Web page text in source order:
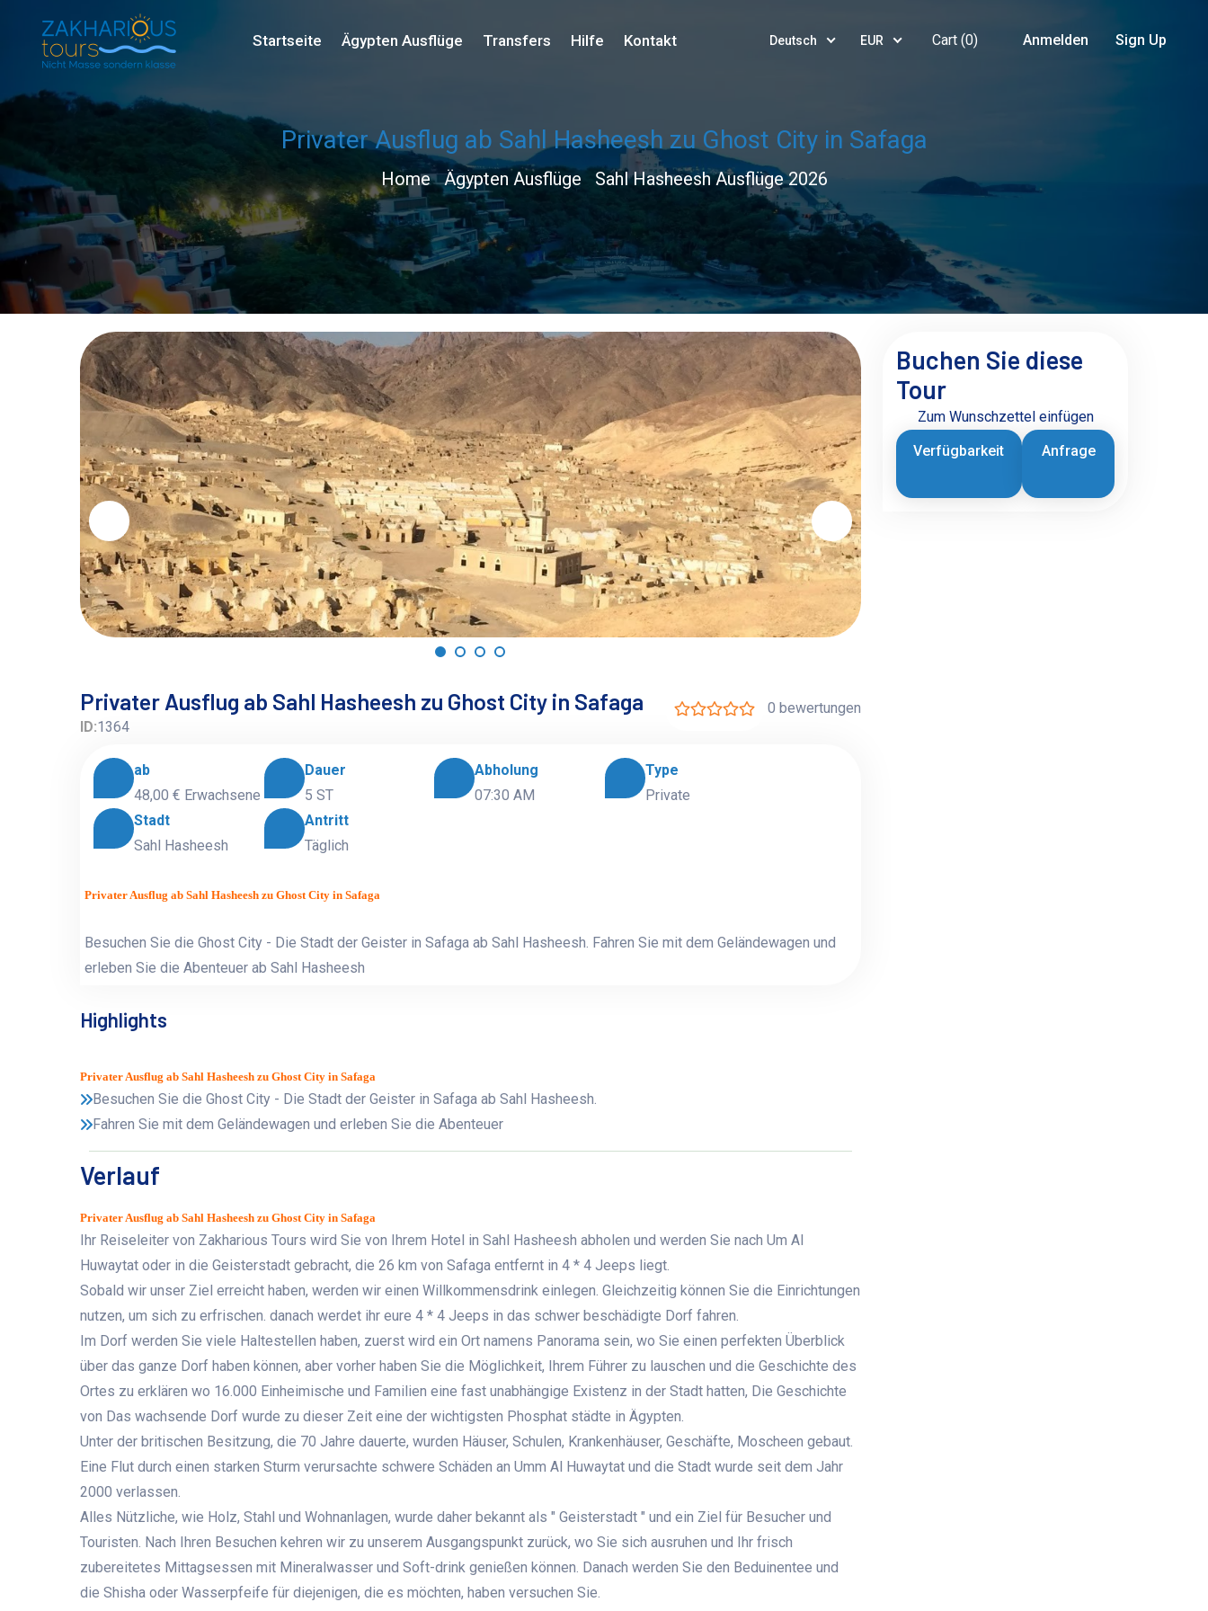
Startseite Ägypten Ausflüge Transfers Hilfe Kontakt Deutsch EUR Cart (0) Anmelden Sign Up
Privater Ausflug ab Sahl Hasheesh zu Ghost City in Safaga
Home Ägypten Ausflüge Sahl Hasheesh Ausflüge 2026
Privater Ausflug ab Sahl Hasheesh zu Ghost City in Safaga
ID:1364
0 bewertungen
ab
48,00 € Erwachsene
Dauer
5 ST
Abholung
07:30 AM
Type
Private
Stadt
Sahl Hasheesh
Antritt
Täglich
Privater Ausflug ab Sahl Hasheesh zu Ghost City in Safaga
Besuchen Sie die Ghost City - Die Stadt der Geister in Safaga ab Sahl Hasheesh. Fahren Sie mit dem Geländewagen und
erleben Sie die Abenteuer ab Sahl Hasheesh
Highlights
Privater Ausflug ab Sahl Hasheesh zu Ghost City in Safaga
Besuchen Sie die Ghost City - Die Stadt der Geister in Safaga ab Sahl Hasheesh.
Fahren Sie mit dem Geländewagen und erleben Sie die Abenteuer
Verlauf
Privater Ausflug ab Sahl Hasheesh zu Ghost City in Safaga
Ihr Reiseleiter von Zakharious Tours wird Sie von Ihrem Hotel in Sahl Hasheesh abholen und werden Sie nach Um Al
Huwaytat oder in die Geisterstadt gebracht, die 26 km von Safaga entfernt in 4 * 4 Jeeps liegt.
Sobald wir unser Ziel erreicht haben, werden wir einen Willkommensdrink einlegen. Gleichzeitig können Sie die Einrichtungen
nutzen, um sich zu erfrischen. danach werdet ihr eure 4 * 4 Jeeps in das schwer beschädigte Dorf fahren.
Im Dorf werden Sie viele Haltestellen haben, zuerst wird ein Ort namens Panorama sein, wo Sie einen perfekten Überblick
über das ganze Dorf haben können, aber vorher haben Sie die Möglichkeit, Ihrem Führer zu lauschen und die Geschichte des
Ortes zu erklären wo 16.000 Einheimische und Familien eine fast unabhängige Existenz in der Stadt hatten, Die Geschichte
von Das wachsende Dorf wurde zu dieser Zeit eine der wichtigsten Phosphat städte in Ägypten.
Unter der britischen Besitzung, die 70 Jahre dauerte, wurden Häuser, Schulen, Krankenhäuser, Geschäfte, Moscheen gebaut.
Eine Flut durch einen starken Sturm verursachte schwere Schäden an Umm Al Huwaytat und die Stadt wurde seit dem Jahr
2000 verlassen.
Alles Nützliche, wie Holz, Stahl und Wohnanlagen, wurde daher bekannt als " Geisterstadt " und ein Ziel für Besucher und
Touristen. Nach Ihren Besuchen kehren wir zu unserem Ausgangspunkt zurück, wo Sie sich ausruhen und Ihr frisch
zubereitetes Mittagsessen mit Mineralwasser und Soft-drink genießen können. Danach werden Sie den Beduinentee und
die Shisha oder Wasserpfeife für diejenigen, die es möchten, haben versuchen Sie.
Buchen Sie diese
Tour
Zum Wunschzettel einfügen
Anfrage